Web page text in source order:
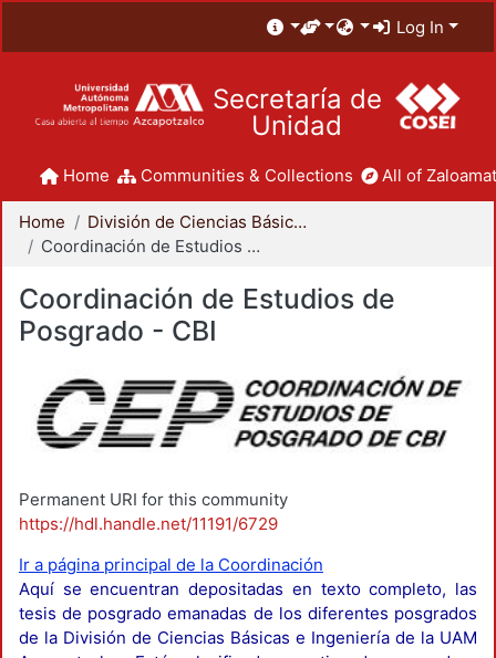
Log In
Secretaría de
Unidad
Home Communities & Collections All of
Home
División de Ciencias Básicas e Ingeniería
Coordinación de Estudios de Posgrado - CBI
Coordinación de Estudios de
Posgrado - CBI
Permanent URI for this community
https://hdl.handle.net/11191/6729
Ir a página principal de la Coordinación
Aquí se encuentran depositadas en texto completo, las
tesis de posgrado emanadas de los diferentes posgrados
de la División de Ciencias Básicas e Ingeniería de la UAM